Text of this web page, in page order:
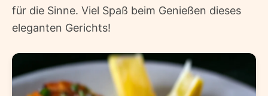
für die Sinne. Viel Spaß beim Genießen dieses
eleganten Gerichts!